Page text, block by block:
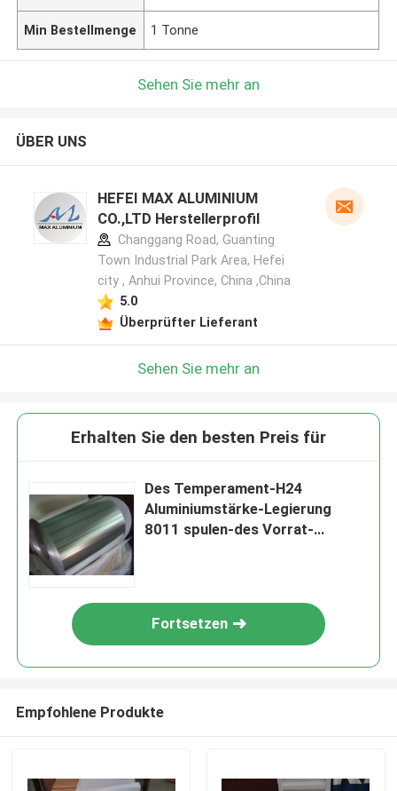
Min Bestellmenge 1 Tonne
Sehen Sie mehr an
ÜBER UNS
HEFEI MAX ALUMINIUM
CO.,LTD Herstellerprofil
Changgang Road, Guanting
Town Industrial Park Area, Hefei
city , Anhui Province, China ,China
5.0
Überprüfter Lieferant
Sehen Sie mehr an
Erhalten Sie den besten Preis für
Des Temperament-H24
Aluminiumstärke-Legierung
8011 spulen-des Vorrat-
Fortsetzen
Empfohlene Produkte